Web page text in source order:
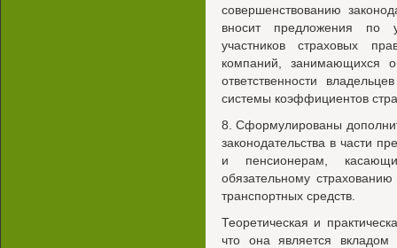
совершенствованию
вносит предложения по
участников страховых
компаний, занимающихся
ответственности
системы коэффициентов
8. Сформулированы
законодательства в части
и пенсионерам,
обязательному страхованию
транспортных средств.
Теоретическая и
что она является